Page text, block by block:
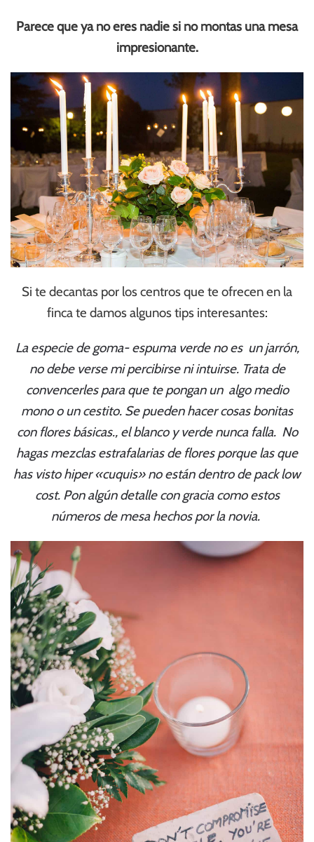
Parece que ya no eres nadie si no montas una mesa
impresionante.
Si te decantas por los centros que te ofrecen en la
finca te damos algunos tips interesantes:
La especie de goma- espuma verde no es un jarrón,
no debe verse mi percibirse ni intuirse. Trata de
convencerles para que te pongan un algo medio
mono o un cestito. Se pueden hacer cosas bonitas
con flores básicas., el blanco y verde nunca falla. No
hagas mezclas estrafalarias de flores porque las que
has visto hiper «cuquis» no están dentro de pack low
cost. Pon algún detalle con gracia como estos
números de mesa hechos por la novia.